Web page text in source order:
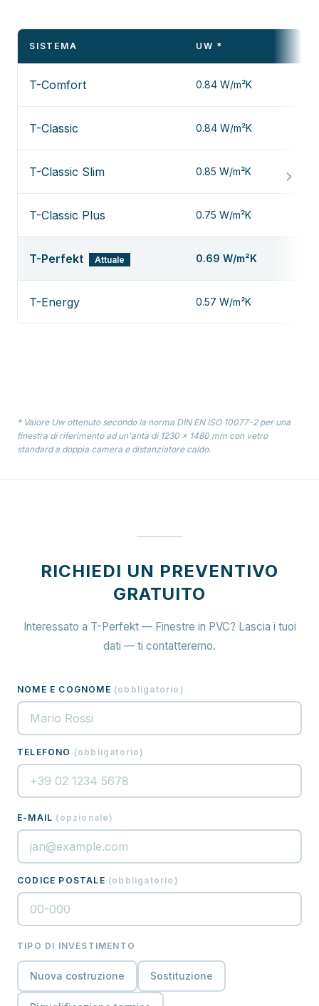
SISTEMA UW *
T-Comfort 0.84 W/m²K
T-Classic 0.84 W/m²K
T-Classic Slim 0.85 W/m²K
T-Classic Plus 0.75 W/m²K
T-Perfekt Attuale 0.69 W/m²K
T-Energy 0.57 W/m²K
* Valore Uw ottenuto secondo la norma DIN EN ISO 10077-2 per una
finestra di riferimento ad un'anta di 1230 × 1480 mm con vetro
standard a doppia camera e distanziatore caldo.
RICHIEDI UN PREVENTIVO
GRATUITO
Interessato a T-Perfekt — Finestre in PVC? Lascia i tuoi
dati — ti contatteremo.
NOME E COGNOME (obbligatorio )
TELEFONO (obbligatorio )
E-MAIL ( opzionale )
CODICE POSTALE (obbligatorio )
TIPO DI INVESTIMENTO
Nuova costruzione Sostituzione